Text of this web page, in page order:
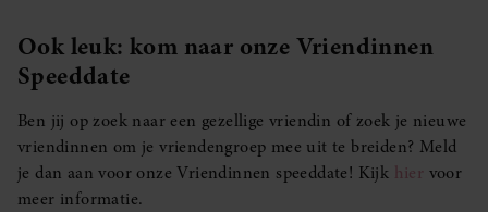
Ook leuk: kom naar onze Vriendinnen
Speeddate
Ben jij op zoek naar een gezellige vriendin of zoek je nieuwe
vriendinnen om je vriendengroep mee uit te breiden? Meld
je dan aan voor onze Vriendinnen speeddate! Kijk hier voor
meer informatie.